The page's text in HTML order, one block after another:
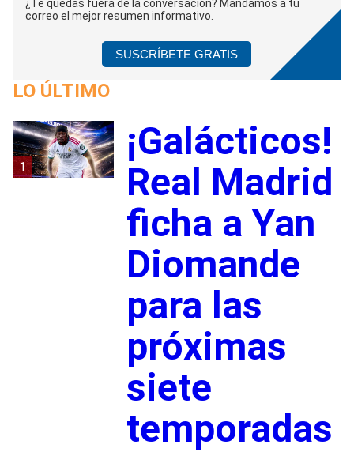
¿Te quedas fuera de la conversación? Mandamos a tu
correo el mejor resumen informativo.
SUSCRÍBETE GRATIS
LO ÚLTIMO
1
¡Galácticos!
Real Madrid
ficha a Yan
Diomande
para las
próximas
siete
temporadas